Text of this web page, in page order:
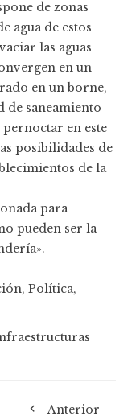
de zonas
agua de estos
las aguas
en un
en un borne,
de saneamiento
en este
posibilidades de
de la
para
pueden ser la
, Política,
Anterior